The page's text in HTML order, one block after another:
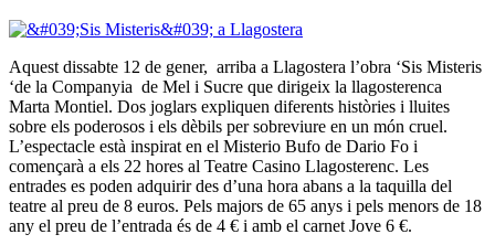
Aquest dissabte 12 de gener, arriba a Llagostera l’obra ‘Sis Misteris
‘de la Companyia de Mel i Sucre que dirigeix la llagosterenca
Marta Montiel. Dos joglars expliquen diferents històries i lluites
sobre els poderosos i els dèbils per sobreviure en un món cruel.
L’espectacle està inspirat en el Misterio Bufo de Dario Fo i
començarà a els 22 hores al Teatre Casino Llagosterenc. Les
entrades es poden adquirir des d’una hora abans a la taquilla del
teatre al preu de 8 euros. Pels majors de 65 anys i pels menors de 18
any el preu de l’entrada és de 4 € i amb el carnet Jove 6 €.